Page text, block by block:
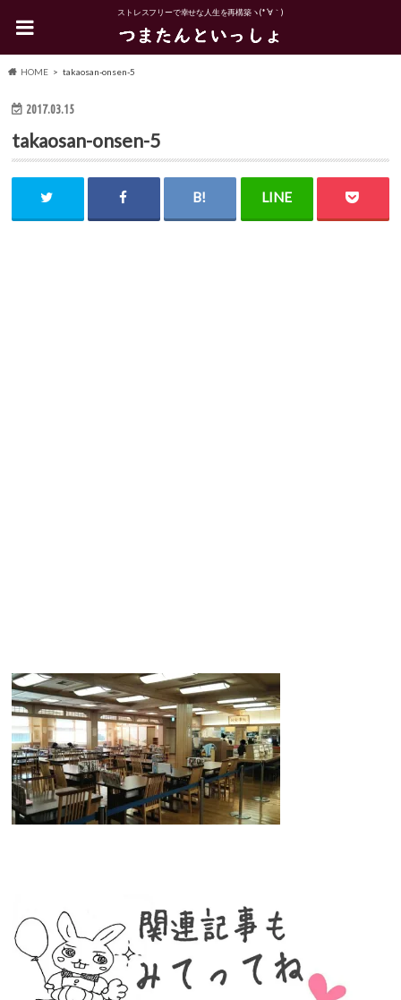
ストレスフリーで幸せな人生を再構築ヽ(*´∀｀)
HOME takaosan-onsen-5
2017.03.15
takaosan-onsen-5